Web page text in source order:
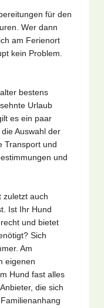
für den
Wer dann
am Ferienort
kein Problem.
bestens
Urlaub
es ein paar
Auswahl der
Transport und
und
zuletzt auch
Ist Ihr Hund
und bietet
Sich
Am
eigenen
Hund fast alles
die sich